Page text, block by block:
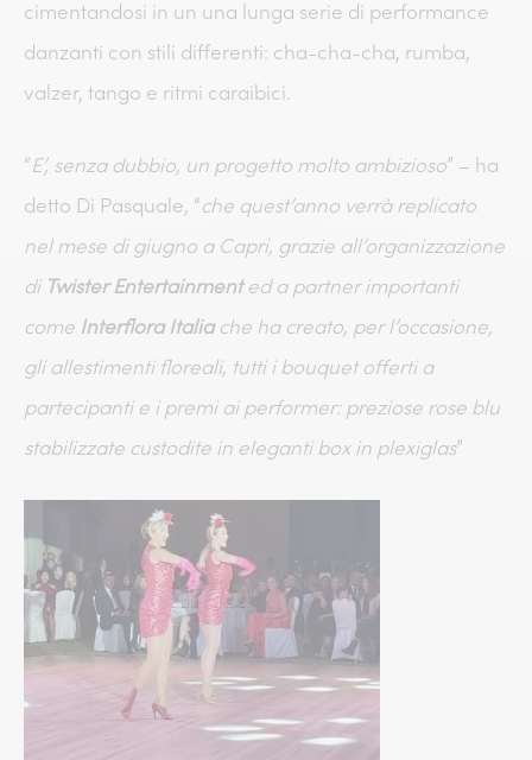
cimentandosi in un una lunga serie di performance
danzanti con stili differenti: cha-cha-cha, rumba,
valzer, tango e ritmi caraibici.
“E’, senza dubbio, un progetto molto ambizioso” – ha
detto Di Pasquale, “che quest’anno verrà replicato
nel mese di giugno a Capri, grazie all’organizzazione
di Twister Entertainment ed a partner importanti
come Interflora Italiache ha creato, per l’occasione,
gli allestimenti floreali, tutti i bouquet offerti a
partecipanti e i premi ai performer: preziose rose blu
stabilizzate custodite in eleganti box in plexiglas”